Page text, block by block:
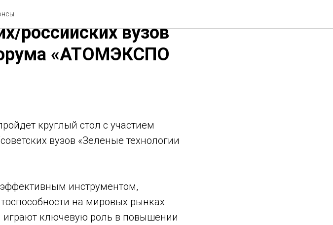
иностранных
российских вузов
«АТОМЭКСПО
круглый стол с участием
вузов «Зеленые технологии
эффективным инструментом,
на мировых рынках
играют ключевую роль в повышении